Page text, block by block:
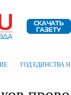
ГОД ЕДИНСТВА